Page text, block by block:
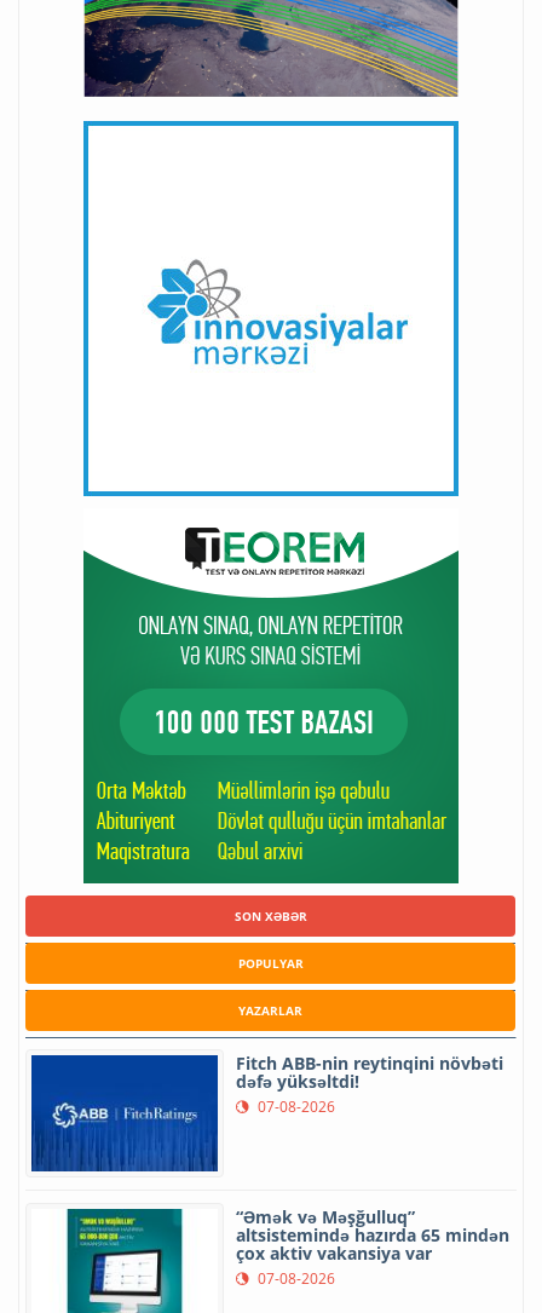
SON XƏBƏR
POPULYAR
YAZARLAR
Fitch ABB-nin reytinqini növbəti
dəfə yüksəltdi!
07-08-2026
“Əmək və Məşğulluq”
altsistemində hazırda 65 mindən
çox aktiv vakansiya var
07-08-2026